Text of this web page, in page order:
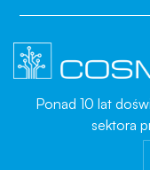
Ponad 10 lat
sektora